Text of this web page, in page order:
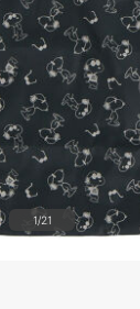
1/21